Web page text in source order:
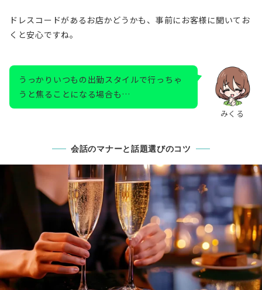
ドレスコードがあるお店かどうかも、事前にお客様に聞いてお
くと安心ですね。
みくる
うっかりいつもの出勤スタイルで行っちゃ
うと焦ることになる場合も…
会話のマナーと話題選びのコツ